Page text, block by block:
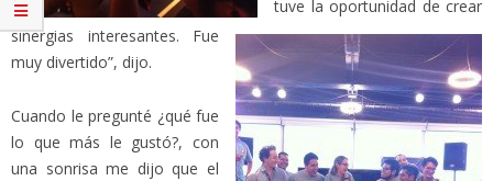
tuve la oportunidad de crear
sinergias interesantes. Fue
muy divertido”, dijo.
Cuando le pregunté ¿qué fue
lo que más le gustó?, con
una sonrisa me dijo que el